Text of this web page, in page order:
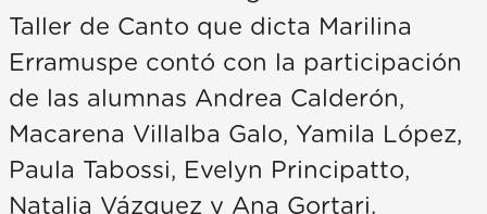
Taller de Canto que dicta Marilina
Erramuspe contó con la participación
de las alumnas Andrea Calderón,
Macarena Villalba Galo, Yamila López,
Paula Tabossi, Evelyn Principatto,
Natalia Vázquez y Ana Gortari.